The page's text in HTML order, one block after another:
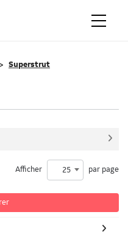
Superstrut
Afficher 25 par page